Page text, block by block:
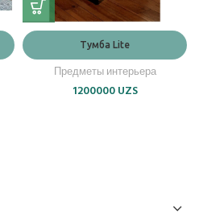
Тумба Lite
Предметы интерьера
1200000UZS